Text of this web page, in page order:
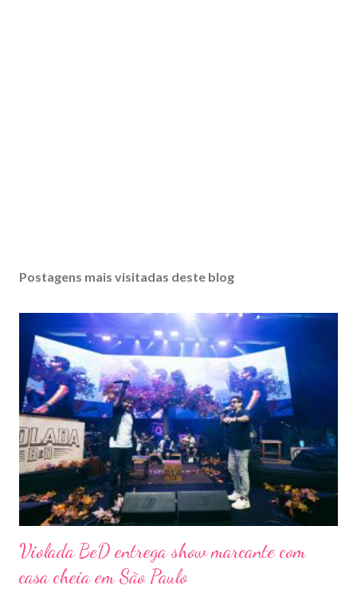
Postagens mais visitadas deste blog
Violada BeD entrega show marcante com
casa cheia em São Paulo